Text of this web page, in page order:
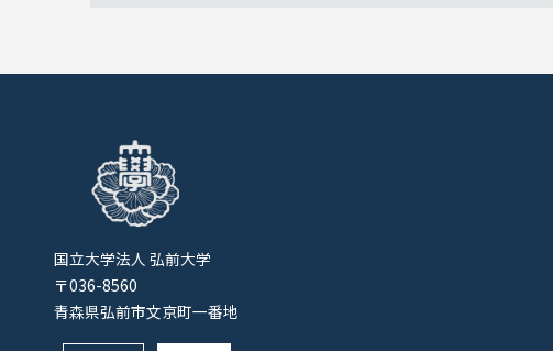
国立大学法人 弘前大学
〒036-8560
青森県弘前市文京町一番地